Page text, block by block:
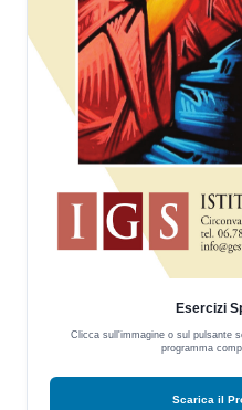
Esercizi
Clicca sull'immagine o sul pulsante
programma
Scarica il